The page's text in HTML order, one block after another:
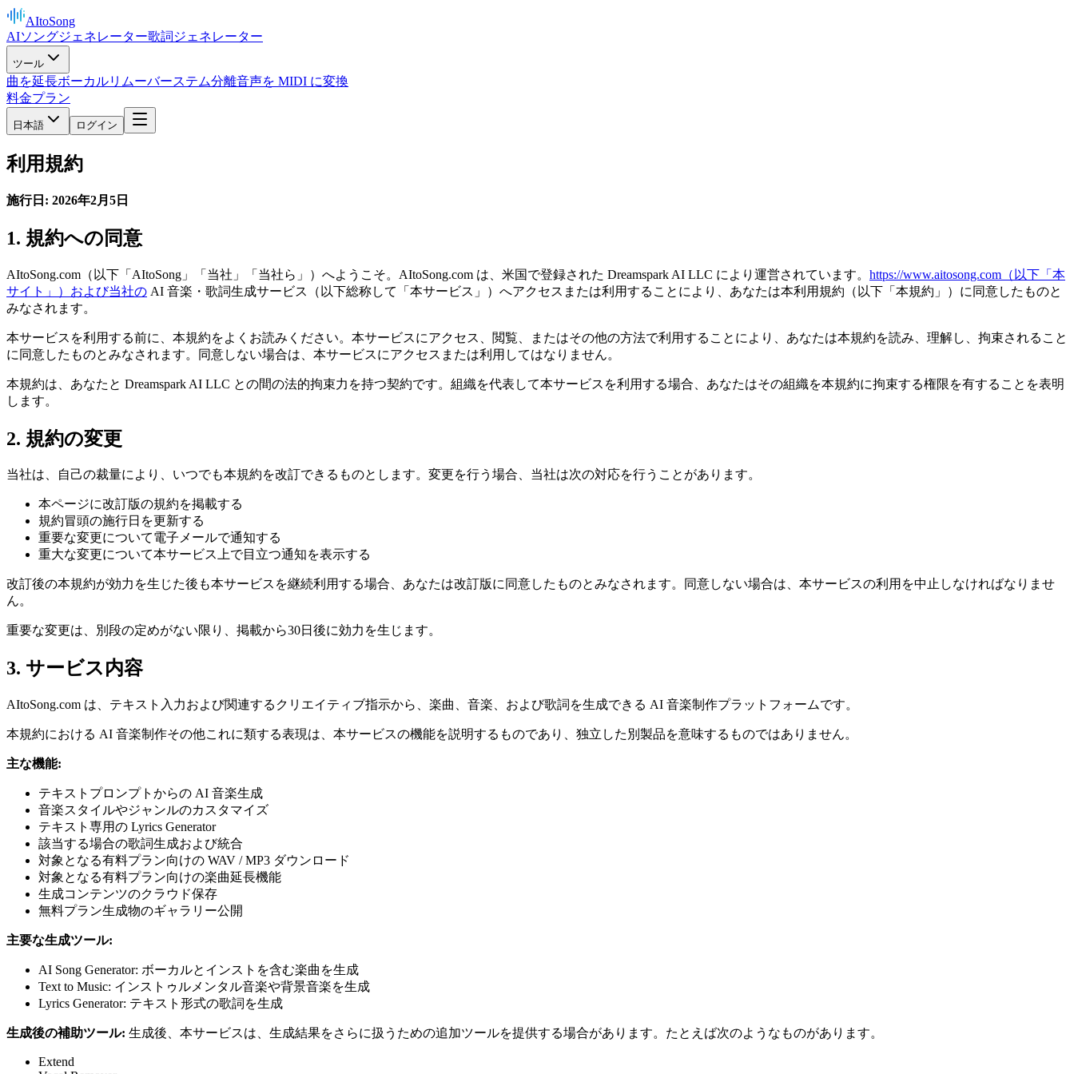
AItoSong
AIソングジェネレーター歌詞ジェネレーター
ツール
曲を延長ボーカルリムーバーステム分離音声を MIDI に変換
料金プラン
日本語 ログイン
利用規約
施行日: 2026年2月5日
1. 規約への同意
AItoSong.com（以下「AItoSong」「当社」「当社ら」）へようこそ。AItoSong.com は、米国で登録された Dreamspark AI LLC により運営されています。 https://www.aitosong.com（以下「本
サイト」）および当社の AI 音楽・歌詞生成サービス（以下総称して「本サービス」）へアクセスまたは利用することにより、あなたは本利用規約（以下「本規約」）に同意したものと
みなされます。
本サービスを利用する前に、本規約をよくお読みください。本サービスにアクセス、閲覧、またはその他の方法で利用することにより、あなたは本規約を読み、理解し、拘束されること
に同意したものとみなされます。同意しない場合は、本サービスにアクセスまたは利用してはなりません。
本規約は、あなたと Dreamspark AI LLC との間の法的拘束力を持つ契約です。組織を代表して本サービスを利用する場合、あなたはその組織を本規約に拘束する権限を有することを表明
します。
2. 規約の変更
当社は、自己の裁量により、いつでも本規約を改訂できるものとします。変更を行う場合、当社は次の対応を行うことがあります。
本ページに改訂版の規約を掲載する
規約冒頭の施行日を更新する
重要な変更について電子メールで通知する
重大な変更について本サービス上で目立つ通知を表示する
改訂後の本規約が効力を生じた後も本サービスを継続利用する場合、あなたは改訂版に同意したものとみなされます。同意しない場合は、本サービスの利用を中止しなければなりませ
ん。
重要な変更は、別段の定めがない限り、掲載から30日後に効力を生じます。
3. サービス内容
AItoSong.com は、テキスト入力および関連するクリエイティブ指示から、楽曲、音楽、および歌詞を生成できる AI 音楽制作プラットフォームです。
本規約における AI 音楽制作その他これに類する表現は、本サービスの機能を説明するものであり、独立した別製品を意味するものではありません。
主な機能:
テキストプロンプトからの AI 音楽生成
音楽スタイルやジャンルのカスタマイズ
テキスト専用の Lyrics Generator
該当する場合の歌詞生成および統合
対象となる有料プラン向けの WAV / MP3 ダウンロード
対象となる有料プラン向けの楽曲延長機能
生成コンテンツのクラウド保存
無料プラン生成物のギャラリー公開
主要な生成ツール:
AI Song Generator: ボーカルとインストを含む楽曲を生成
Text to Music: インストゥルメンタル音楽や背景音楽を生成
Lyrics Generator: テキスト形式の歌詞を生成
生成後の補助ツール: 生成後、本サービスは、生成結果をさらに扱うための追加ツールを提供する場合があります。たとえば次のようなものがあります。
Extend